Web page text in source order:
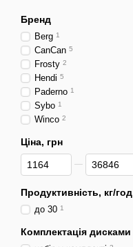
Бренд
Berg 1
CanCan 5
Frosty 2
Hendi 5
Paderno 1
Sybo 1
Winco 2
Ціна, грн
Від Ціна, грн
До Ціна, грн
Продуктивність, кг/год
до 30 1
Комплектація дисками